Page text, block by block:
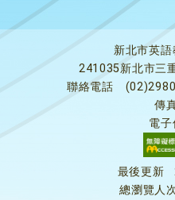
新北市英
241035新北市三
聯絡電話
傳
電子
最後更新
總瀏覽人